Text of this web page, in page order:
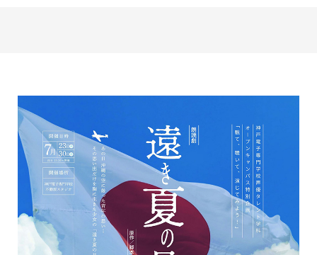
+プラスラボ
1日最大2つの学科説明＆体験授業
オープン
キャンパス